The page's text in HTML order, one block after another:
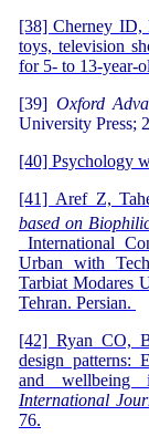
[38] Cherney ID,
toys, television
for 5- to 13-year-
[39] Oxford
University Press;
[40] Psychology
[41] Aref Z,
based on
International
Urban with
Tarbiat Modares
Tehran. Persian.
[42] Ryan CO,
design patterns:
and wellbeing
International
76.